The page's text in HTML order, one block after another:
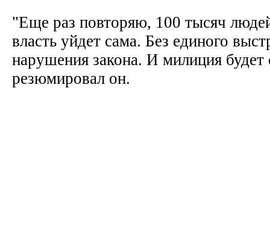
"Еще раз повторяю, 100 тысяч
власть уйдет сама. Без единого
нарушения закона. И милиция
резюмировал он.